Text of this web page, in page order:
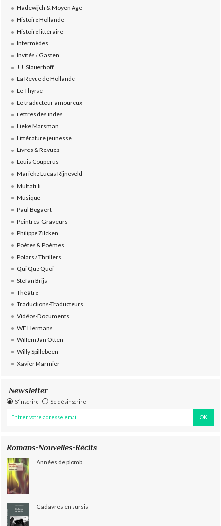
Hadewijch & Moyen Âge
Histoire Hollande
Histoire littéraire
Intermèdes
Invités / Gasten
J.J. Slauerhoff
La Revue de Hollande
Le Thyrse
Le traducteur amoureux
Lettres des Indes
Lieke Marsman
Littérature jeunesse
Livres & Revues
Louis Couperus
Marieke Lucas Rijneveld
Multatuli
Musique
Paul Bogaert
Peintres-Graveurs
Philippe Zilcken
Poètes & Poèmes
Polars / Thrillers
Qui Que Quoi
Stefan Brijs
Théâtre
Traductions-Traducteurs
Vidéos-Documents
WF Hermans
Willem Jan Otten
Willy Spillebeen
Xavier Marmier
Newsletter
S'inscrire Se désinscrire
Romans-Nouvelles-Récits
Années de plomb
Cadavres en sursis